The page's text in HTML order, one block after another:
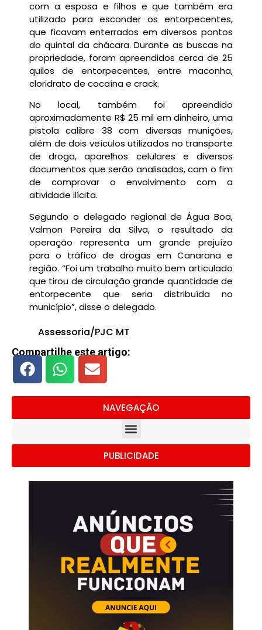
com a esposa e filhos e que também era
utilizado para esconder os entorpecentes,
que ficavam enterrados em diversos pontos
do quintal da chácara. Durante as buscas na
propriedade, foram apreendidos cerca de 25
quilos de entorpecentes, entre maconha,
cloridrato de cocaína e crack.
No local, também foi apreendido
aproximadamente R$ 25 mil em dinheiro, uma
pistola calibre 38 com diversas munições,
além de dois veículos utilizados no transporte
de droga, aparelhos celulares e diversos
documentos que serão analisados, com o fim
de comprovar o envolvimento com a
atividade ilícita.
Segundo o delegado regional de Água Boa,
Valmon Pereira da Silva, o resultado da
operação representa um grande prejuízo
para o tráfico de drogas em Canarana e
região. “Foi um trabalho muito bem articulado
que tirou de circulação grande quantidade de
entorpecente que seria distribuída no
município”, disse o delegado.
Assessoria/PJC MT
Compartilhe este artigo:
NAVEGAÇÃO
PUBLICIDADE